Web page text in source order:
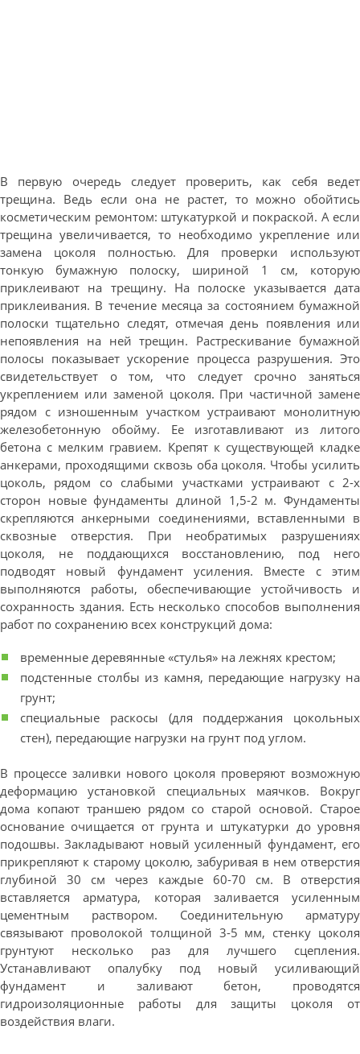
В первую очередь следует проверить, как себя ведет
трещина. Ведь если она не растет, то можно обойтись
косметическим ремонтом: штукатуркой и покраской. А если
трещина увеличивается, то необходимо укрепление или
замена цоколя полностью. Для проверки используют
тонкую бумажную полоску, шириной 1 см, которую
приклеивают на трещину. На полоске указывается дата
приклеивания. В течение месяца за состоянием бумажной
полоски тщательно следят, отмечая день появления или
непоявления на ней трещин. Растрескивание бумажной
полосы показывает ускорение процесса разрушения. Это
свидетельствует о том, что следует срочно заняться
укреплением или заменой цоколя. При частичной замене
рядом с изношенным участком устраивают монолитную
железобетонную обойму. Ее изготавливают из литого
бетона с мелким гравием. Крепят к существующей кладке
анкерами, проходящими сквозь оба цоколя. Чтобы усилить
цоколь, рядом со слабыми участками устраивают с 2-х
сторон новые фундаменты длиной 1,5-2 м. Фундаменты
скрепляются анкерными соединениями, вставленными в
сквозные отверстия. При необратимых разрушениях
цоколя, не поддающихся восстановлению, под него
подводят новый фундамент усиления. Вместе с этим
выполняются работы, обеспечивающие устойчивость и
сохранность здания. Есть несколько способов выполнения
работ по сохранению всех конструкций дома:
временные деревянные «стулья» на лежнях крестом;
подстенные столбы из камня, передающие нагрузку на
грунт;
специальные раскосы (для поддержания цокольных
стен), передающие нагрузки на грунт под углом.
В процессе заливки нового цоколя проверяют возможную
деформацию установкой специальных маячков. Вокруг
дома копают траншею рядом со старой основой. Старое
основание очищается от грунта и штукатурки до уровня
подошвы. Закладывают новый усиленный фундамент, его
прикрепляют к старому цоколю, забуривая в нем отверстия
глубиной 30 см через каждые 60-70 см. В отверстия
вставляется арматура, которая заливается усиленным
цементным раствором. Соединительную арматуру
связывают проволокой толщиной 3-5 мм, стенку цоколя
грунтуют несколько раз для лучшего сцепления.
Устанавливают опалубку под новый усиливающий
фундамент и заливают бетон, проводятся
гидроизоляционные работы для защиты цоколя от
воздействия влаги.